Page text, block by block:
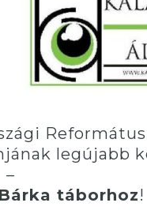
legújabb
–
táborhoz!